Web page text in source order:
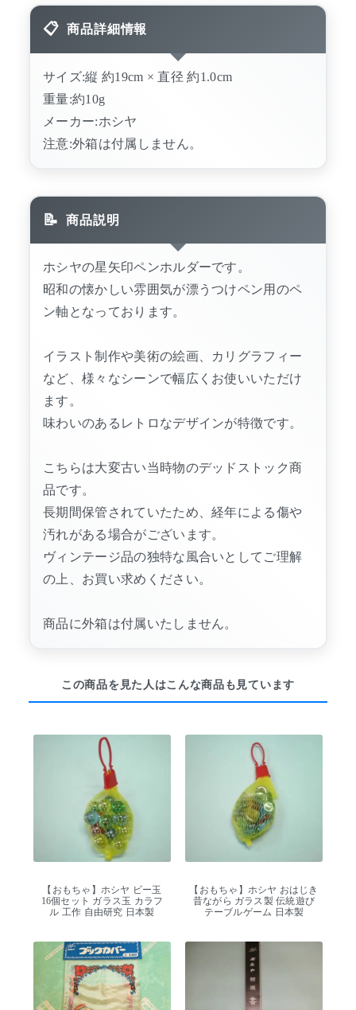
商品詳細情報
サイズ:縦 約19cm × 直径 約1.0cm
重量:約10g
メーカー:ホシヤ
注意:外箱は付属しません。
商品説明
ホシヤの星矢印ペンホルダーです。
昭和の懐かしい雰囲気が漂うつけペン用のペ
ン軸となっております。
イラスト制作や美術の絵画、カリグラフィー
など、様々なシーンで幅広くお使いいただけ
ます。
味わいのあるレトロなデザインが特徴です。
こちらは大変古い当時物のデッドストック商
品です。
長期間保管されていたため、経年による傷や
汚れがある場合がございます。
ヴィンテージ品の独特な風合いとしてご理解
の上、お買い求めください。
商品に外箱は付属いたしません。
この商品を見た人はこんな商品も見ています
【おもちゃ】ホシヤ ビー玉
16個セット ガラス玉 カラフ
ル 工作 自由研究 日本製
【おもちゃ】ホシヤ おはじき
昔ながら ガラス製 伝統遊び
テーブルゲーム 日本製